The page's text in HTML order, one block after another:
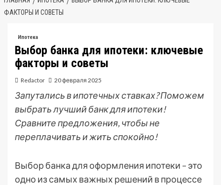
ФАКТОРЫ И СОВЕТЫ
Ипотека
Выбор банка для ипотеки: ключевые
факторы и советы
Redactor 20 февраля 2025
Запутались в ипотечных ставках? Поможем
выбрать лучший банк для ипотеки!
Сравните предложения, чтобы не
переплачивать и жить спокойно!
Выбор банка для оформления ипотеки – это
одно из самых важных решений в процессе